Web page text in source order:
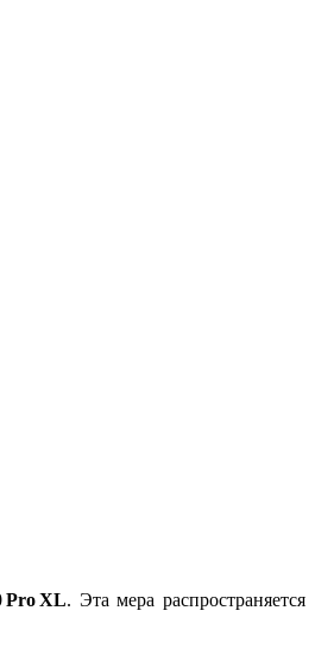
Pro XL. Эта мера распространяется